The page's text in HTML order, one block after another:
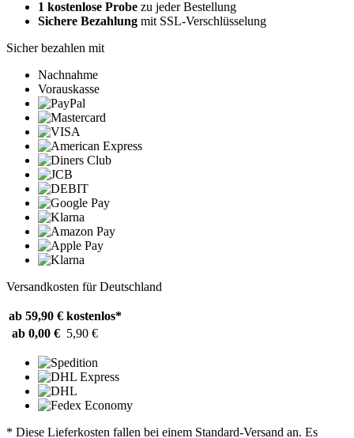
1 kostenlose Probe zu jeder Bestellung
Sichere Bezahlung mit SSL-Verschlüsselung
Sicher bezahlen mit
Nachnahme
Vorauskasse
Versandkosten für Deutschland
ab 59,90 € kostenlos*
ab 0,00 € 5,90 €
* Diese Lieferkosten fallen bei einem Standard-Versand an. Es